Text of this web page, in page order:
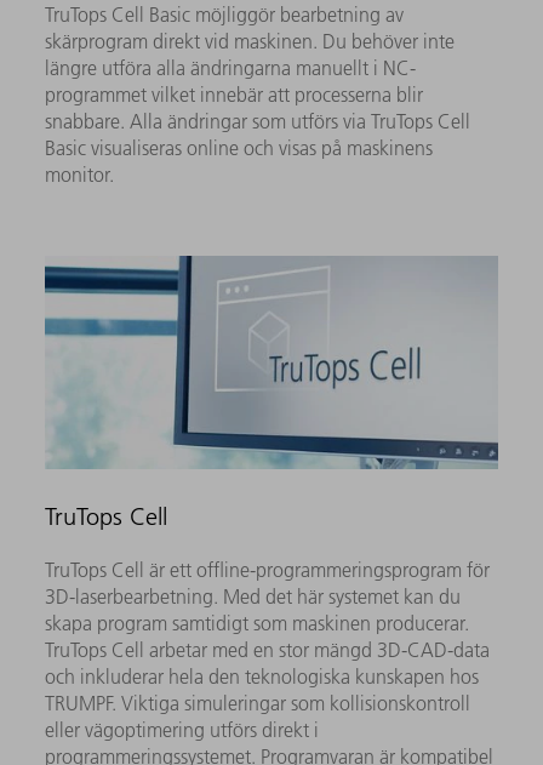
TruTops Cell Basic möjliggör bearbetning av
skärprogram direkt vid maskinen. Du behöver inte
längre utföra alla ändringarna manuellt i NC-
programmet vilket innebär att processerna blir
snabbare. Alla ändringar som utförs via TruTops Cell
Basic visualiseras online och visas på maskinens
monitor.
TruTops Cell
TruTops Cell är ett offline-programmeringsprogram för
3D-laserbearbetning. Med det här systemet kan du
skapa program samtidigt som maskinen producerar.
TruTops Cell arbetar med en stor mängd 3D-CAD-data
och inkluderar hela den teknologiska kunskapen hos
TRUMPF. Viktiga simuleringar som kollisionskontroll
eller vägoptimering utförs direkt i
programmeringssystemet. Programvaran är kompatibel